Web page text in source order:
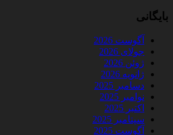
بایگانی
آگوست 2026
جولای 2026
ژوئن 2026
ژانویه 2026
دسامبر 2025
نوامبر 2025
اکتبر 2025
سپتامبر 2025
آگوست 2025